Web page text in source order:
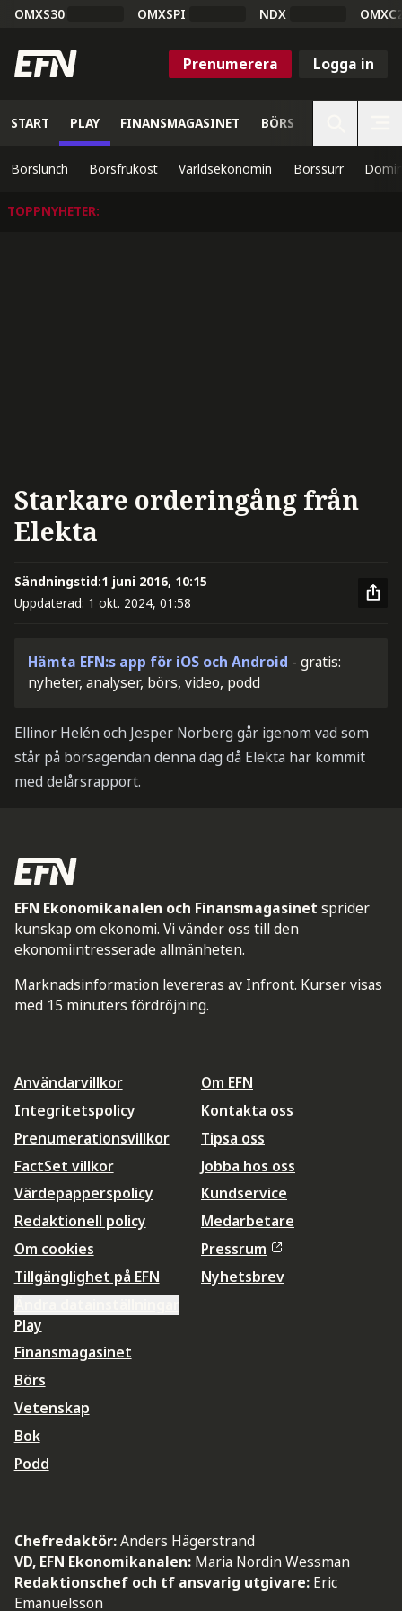
OMXS30 OMXSPI NDX
Prenumerera Logga in
START PLAY FINANSMAGASINET BÖRS
Börslunch Börsfrukost Världsekonomin Börssurr
TOPPNYHETER:
Starkare orderingång från
Elekta
Sändningstid:1 juni 2016, 10:15
Uppdaterad: 1 okt. 2024, 01:58
Hämta EFN:s app för iOS och Android - gratis:
nyheter, analyser, börs, video, podd
Ellinor Helén och Jesper Norberg går igenom vad som
står på börsagendan denna dag då Elekta har kommit
med delårsrapport.
EFN Ekonomikanalen och Finansmagasinet sprider
kunskap om ekonomi. Vi vänder oss till den
ekonomiintresserade allmänheten.
Marknadsinformation levereras av Infront. Kurser visas
med 15 minuters fördröjning.
Användarvillkor
Integritetspolicy
Prenumerationsvillkor
FactSet villkor
Värdepapperspolicy
Redaktionell policy
Om cookies
Tillgänglighet på EFN
Om EFN
Kontakta oss
Tipsa oss
Jobba hos oss
Kundservice
Medarbetare
Pressrum
Nyhetsbrev
Play
Finansmagasinet
Börs
Vetenskap
Bok
Podd
Chefredaktör:Anders Hägerstrand
VD, EFN Ekonomikanalen: Maria Nordin Wessman
Redaktionschef och tf ansvarig utgivare: Eric
Emanuelsson